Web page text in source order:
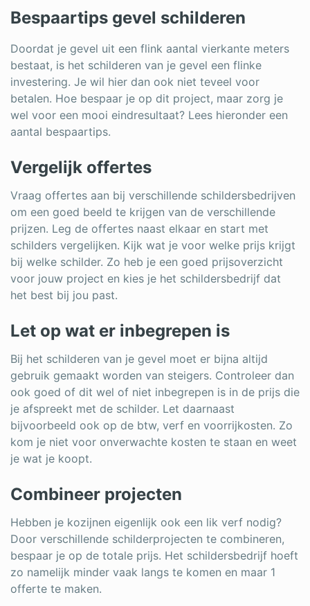
Bespaartips gevel schilderen
Doordat je gevel uit een flink aantal vierkante meters
bestaat, is het schilderen van je gevel een flinke
investering. Je wil hier dan ook niet teveel voor
betalen. Hoe bespaar je op dit project, maar zorg je
wel voor een mooi eindresultaat? Lees hieronder een
aantal bespaartips.
Vergelijk offertes
Vraag offertes aan bij verschillende schildersbedrijven
om een goed beeld te krijgen van de verschillende
prijzen. Leg de offertes naast elkaar en start met
schilders vergelijken. Kijk wat je voor welke prijs krijgt
bij welke schilder. Zo heb je een goed prijsoverzicht
voor jouw project en kies je het schildersbedrijf dat
het best bij jou past.
Let op wat er inbegrepen is
Bij het schilderen van je gevel moet er bijna altijd
gebruik gemaakt worden van steigers. Controleer dan
ook goed of dit wel of niet inbegrepen is in de prijs die
je afspreekt met de schilder. Let daarnaast
bijvoorbeeld ook op de btw, verf en voorrijkosten. Zo
kom je niet voor onverwachte kosten te staan en weet
je wat je koopt.
Combineer projecten
Hebben je kozijnen eigenlijk ook een lik verf nodig?
Door verschillende schilderprojecten te combineren,
bespaar je op de totale prijs. Het schildersbedrijf hoeft
zo namelijk minder vaak langs te komen en maar 1
offerte te maken.